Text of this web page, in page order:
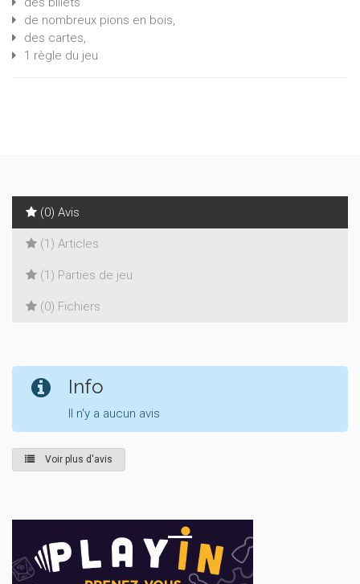
de nombreux pions en bois,
des cartes,
1 règle du jeu
(0) Avis
(1) Articles
(1) Parties de jeu
(0) Fichiers
Info
Il n'y a aucun avis
Voir plus d'avis